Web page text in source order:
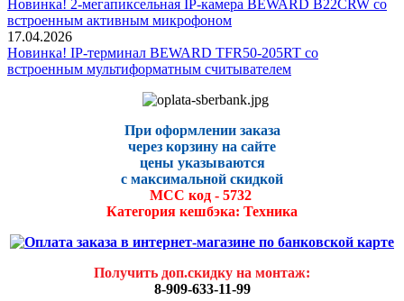
Новинка! 2-мегапиксельная IP-камера BEWARD B22CRW со
встроенным активным микрофоном
17.04.2026
Новинка! IP-терминал BEWARD TFR50-205RT со
встроенным мультиформатным считывателем
При оформлении заказа
через корзину на сайте
цены указываются
с максимальной скидкой
МСС код - 5732
Категория кешбэка: Техника
Получить доп.скидку на монтаж:
8-909-633-11-99